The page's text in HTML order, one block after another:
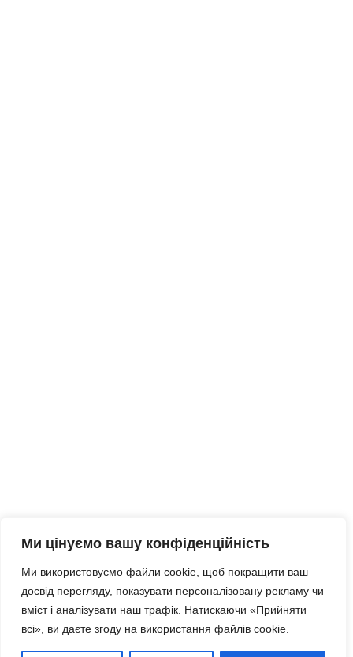
Ми цінуємо вашу конфіденційність
Ми використовуємо файли cookie, щоб покращити ваш
досвід перегляду, показувати персоналізовану рекламу чи
вміст і аналізувати наш трафік. Натискаючи «Прийняти
всі», ви даєте згоду на використання файлів cookie.